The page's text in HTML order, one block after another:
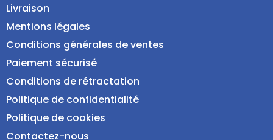
Livraison
Mentions légales
Conditions générales de ventes
Paiement sécurisé
Conditions de rétractation
Politique de confidentialité
Politique de cookies
Contactez-nous